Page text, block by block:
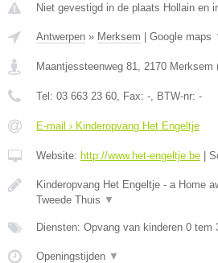
Niet gevestigd in de plaats Hollain en
Antwerpen » Merksem | Google maps
Maantjessteenweg 81 2170 Merksem
Tel: 03 663 23 60 , Fax: - , BTW-nr: -
E-mail › Kinderopvang Het Engeltje
Website: http://www.het-engeltje.be |
Kinderopvang Het Engeltje - a Home
Tweede Thuis ▼
Diensten: Opvang van kinderen 0 tem
Openingstijden ▼